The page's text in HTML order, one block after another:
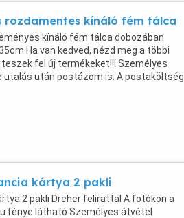
rozdamentes kínáló fém tálca
kínáló fém tálca dobozában
Ha van kedved, nézd meg a többi
fel új termékeket!!! Személyes
utalás után postázom is. A postaköltség
kártya 2 pakli
2 pakli Dreher felirattal A fotókon a
fénye látható Személyes átvétel